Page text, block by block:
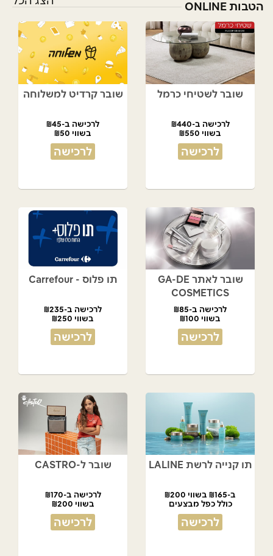
הטבות ONLINE
שובר לשטיחי כרמל
לרכישה ב-₪440
בשווי ₪550
לרכישה
שובר קרדיט למשלוחה
לרכישה ב-₪45
בשווי ₪50
לרכישה
שובר לאתר GA-DE
COSMETICS
לרכישה ב-₪85
בשווי ₪100
לרכישה
תו פלוס - Carrefour
לרכישה ב-₪235
בשווי ₪250
לרכישה
תו קנייה לרשת LALINE
ב-₪165 בשווי ₪200
כולל כפל מבצעים
לרכישה
שובר ל-CASTRO
לרכישה ב-₪170
בשווי ₪200
לרכישה